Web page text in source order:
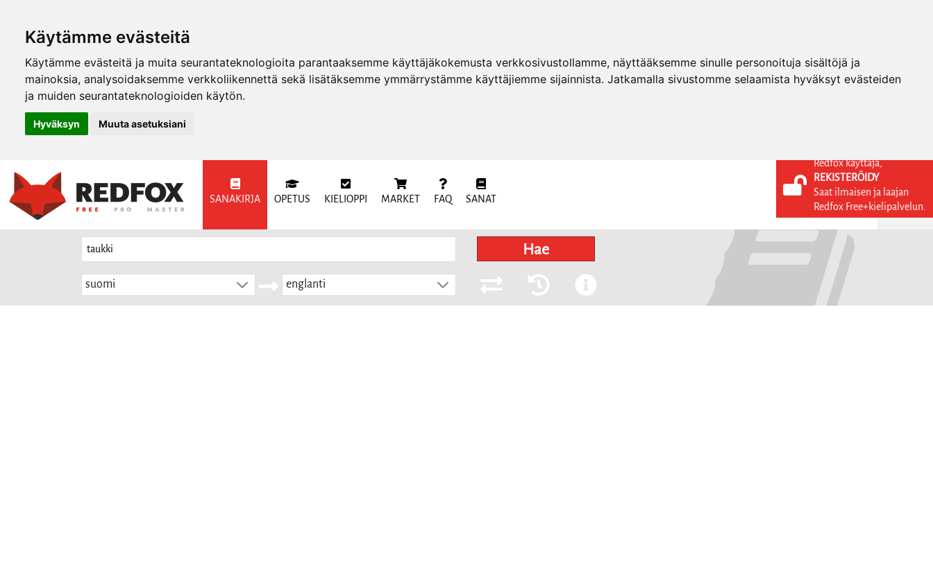
Käytämme evästeitä
Käytämme evästeitä ja muita seurantateknologioita parantaaksemme käyttäjäkokemusta verkkosivustollamme, näyttääksemme sinulle personoituja sisältöjä ja
mainoksia, analysoidaksemme verkkoliikennettä sekä lisätäksemme ymmärrystämme käyttäjiemme sijainnista. Jatkamalla sivustomme selaamista hyväksyt evästeiden
ja muiden seurantateknologioiden käytön.
Hyväksyn Muuta asetuksiani
SANAKIRJA OPETUS KIELIOPPI MARKET FAQ SANAT
KIRJAUDU SISÄÄN
REKISTERÖIDY
Hae
suomi englanti
Redfox käyttäjä,
REKISTERÖIDY
Saat ilmaisen ja laajan
Redfox Free+kielipalvelun.